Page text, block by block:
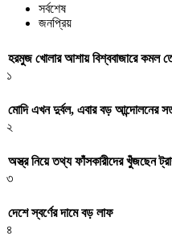
সর্বশেষ
জনপ্রিয়
হরমুজ খোলার আশায় বিশ্ববাজারে কমল
১
মোদি এখন দুর্বল, এবার বড় আন্দোলনের
২
অস্ত্র নিয়ে তথ্য ফাঁসকারীদের খুঁজছেন
৩
দেশে স্বর্ণের দামে বড় লাফ
৪